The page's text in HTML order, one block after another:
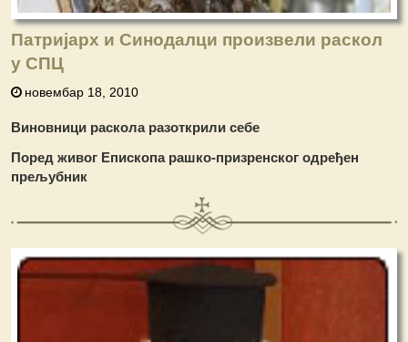
Патријарх и Синодалци произвели раскол
у СПЦ
новембар 18, 2010
Виновници раскола разоткрили себе
Поред живог Епископа рашко-призренског одређен
прељубник